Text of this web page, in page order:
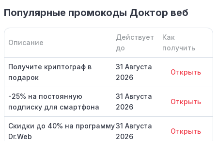
Популярные промокоды Доктор веб
Описание
Действует
до
Как
получить
Получите криптограф в
подарок
31 Августа
2026
Открыть
-25% на постоянную
подписку для смартфона
31 Августа
2026
Открыть
Скидки до 40% на программу
Dr.Web
31 Августа
2026
Открыть